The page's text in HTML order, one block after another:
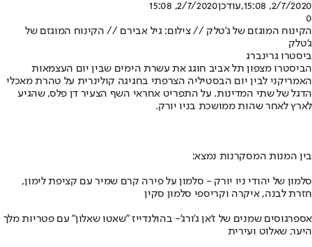
2/7/2020, 15:08
,עודכן2/7/2020, 15:08
0
הקינוח המוגזם של ג'טלק // צילום: גיל אבירם // הקינוח המוגזם של
ג'טלק
ביסטרו גרינברג
הביסטרו מצפון תל אביב חוגג את עשרת הימים שבין יום העצמאות
האמריקני לבין יום הבסטיליה הצרפתי בחגיגה קולינרית על טהרת מאכלי
הדגל של שתי המדינות. על התפריט אחראי השף הצעיר דן פלס, שהגיע
לארץ לאחר שהות ממושכת בניו יורק.
בין המנות המסקרנות נמצא:
סלמון של יהודי ניו יורק - סלמון על פירה קרם שמיר עם קציפת לימון,
חזרת לבנה, איקרה וקריספי סלמון סקין
אספרגוסים שמנים של ז'אן ג'ורג'- בהולנדייז "שאטו שאלון" עם פטריות מלך
היער, שאלוט ועירית